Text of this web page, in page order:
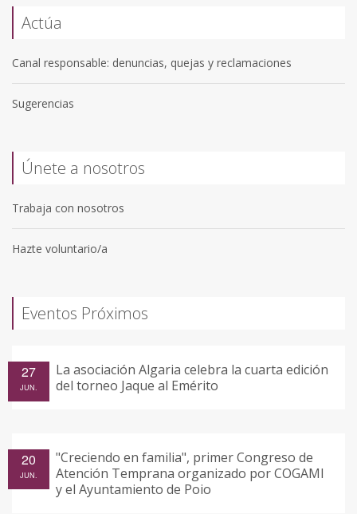
Actúa
Canal responsable: denuncias, quejas y reclamaciones
Sugerencias
Únete a nosotros
Trabaja con nosotros
Hazte voluntario/a
Eventos Próximos
La asociación Algaria celebra la cuarta edición
del torneo Jaque al Emérito
27
JUN.
"Creciendo en familia", primer Congreso de
Atención Temprana organizado por COGAMI
y el Ayuntamiento de Poio
20
JUN.